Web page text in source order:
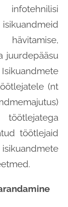
infotehnilisi
juurdepääsu
(nt
töötlejaid